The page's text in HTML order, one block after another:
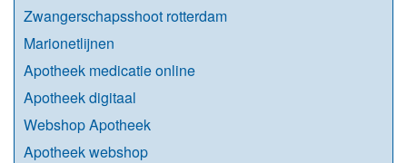
Zwangerschapsshoot rotterdam
Marionetlijnen
Apotheek medicatie online
Apotheek digitaal
Webshop Apotheek
Apotheek webshop